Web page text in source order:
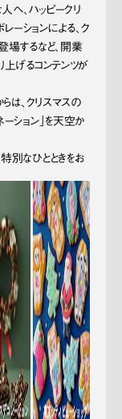
へ、ハッピークリ
ーションによる、ク
場するなど、開業
げるコンテンツが
は、クリスマスの
ション」を天空か
別なひとときをお